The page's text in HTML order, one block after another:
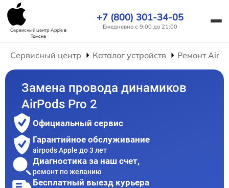
Сервисный центр Appleв
Томске
+7 (800) 301-34-05
Ежедневно с 9:00 до 21:00
Сервисный центр Каталог устройств Ремонт
Замена провода динамиков
AirPods Pro 2
Официальный сервис
Гарантийное обслуживание
airpods Apple до 3 лет
Диагностика за наш счет,
ремонт по желанию
Бесплатный выезд курьера